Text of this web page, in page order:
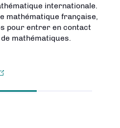
internationale.
mathématique française,
pour entrer en contact
mathématiques.